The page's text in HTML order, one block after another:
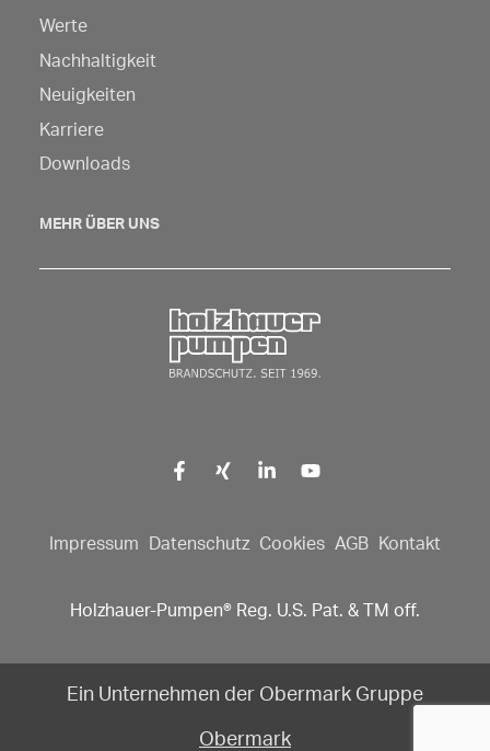
Sie
hier,
um
die
Werte
Nachhaltigkeit
Neuigkeiten
Karriere
Downloads
MEHR ÜBER UNS
Zurück zur Startseite
Impressum Datenschutz Cookies AGB Kontakt
Holzhauer-Pumpen® Reg. U.S. Pat. & TM off.
Ein Unternehmen der Obermark Gruppe
Obermark